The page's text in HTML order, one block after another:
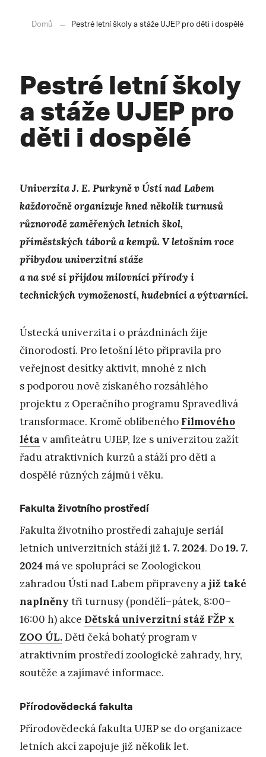
Domů Pestré letní školy a stáže UJEP pro děti i dospělé
Pestré letní školy
a stáže UJEP pro
děti i dospělé
Univerzita J. E. Purkyně v Ústí nad Labem
každoročně organizuje hned několik turnusů
různorodě zaměřených letních škol,
příměstských táborů a kempů. V letošním roce
přibydou univerzitní stáže
a na své si přijdou milovníci přírody i
technických vymožeností, hudebníci a výtvarníci.
Ústecká univerzita i o prázdninách žije
činorodostí. Pro letošní léto připravila pro
veřejnost desítky aktivit, mnohé z nich
s podporou nově získaného rozsáhlého
projektu z Operačního programu Spravedlivá
transformace. Kromě oblíbeného Filmového
léta v amfiteátru UJEP, lze s univerzitou zažít
řadu atraktivních kurzů a stáží pro děti a
dospělé různých zájmů i věku.
Fakulta životního prostředí
Fakulta životního prostředí zahajuje seriál
letních univerzitních stáží již 1. 7. 2024. Do19. 7.
2024má ve spolupráci se Zoologickou
zahradou Ústí nad Labem připraveny ajiž také
naplněny tři turnusy (pondělí–pátek, 8:00–
16:00 h) akce Dětská univerzitní stáž FŽP x
ZOO ÚL.Děti čeká bohatý program v
atraktivním prostředí zoologické zahrady, hry,
soutěže a zajímavé informace.
Přírodovědecká fakulta
Přírodovědecká fakulta UJEP se do organizace
letních akcí zapojuje již několik let.